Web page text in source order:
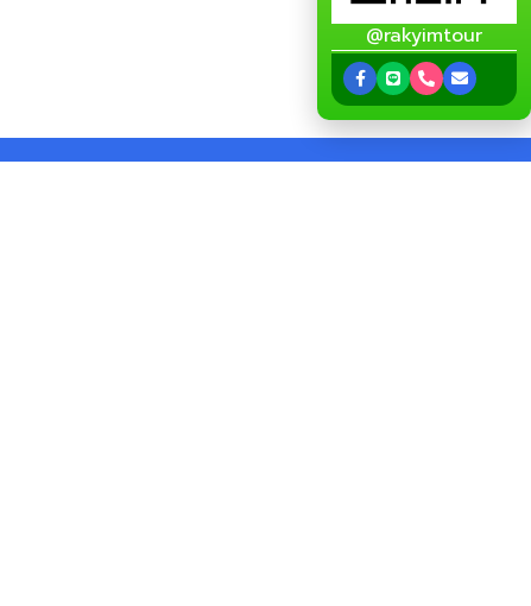
@rakyimtour